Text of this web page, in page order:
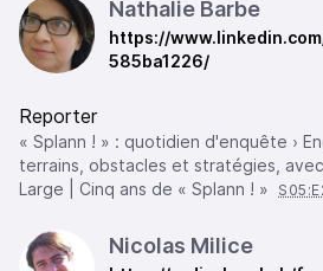
Nathalie Barbe
https://
585ba1226/
Reporter
« Splann ! » : quotidien d'enquête ›
terrains, obstacles et stratégies,
Large | Cinq ans de « Splann ! »
Nicolas Milice